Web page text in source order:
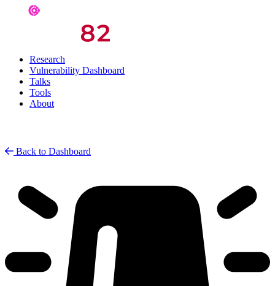
Research
Vulnerability Dashboard
Talks
Tools
About
Back to Dashboard